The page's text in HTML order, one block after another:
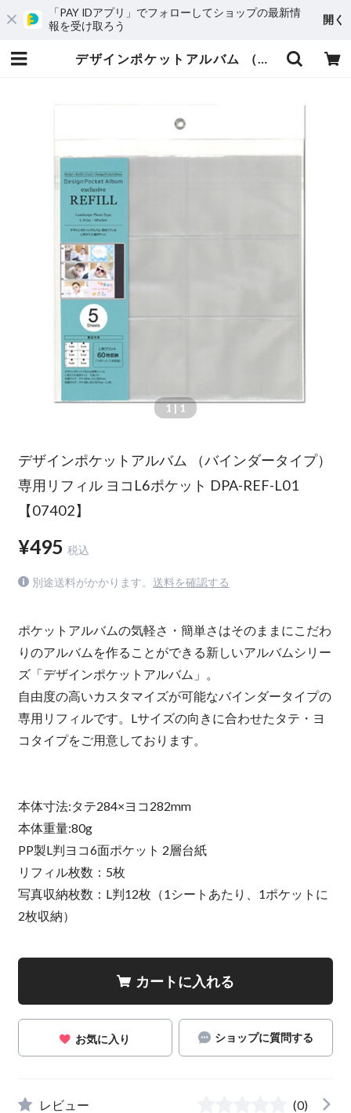
「PAY IDアプリ」でフォローしてショップの最新情
報を受け取ろう
開く
デザインポケットアルバム （バインダータイプ） 専用リフィル ヨコL6ポケット DPA-REF-L01 【07402】 | 「アルバムをつくろう」SHOP
1 | 1
デザインポケットアルバム （バインダータイプ）
専用リフィル ヨコL6ポケット DPA-REF-L01
【07402】
¥495 税込
別途送料がかかります。 送料を確認する
ポケットアルバムの気軽さ・簡単さはそのままにこだわ
りのアルバムを作ることができる新しいアルバムシリー
ズ「デザインポケットアルバム」。
自由度の高いカスタマイズが可能なバインダータイプの
専用リフィルです。Lサイズの向きに合わせたタテ・ヨ
コタイプをご用意しております。
本体寸法:タテ284×ヨコ282mm
本体重量:80g
PP製L判ヨコ6面ポケット 2層台紙
リフィル枚数：5枚
写真収納枚数：L判12枚（1シートあたり、1ポケットに
2枚収納）
カートに入れる
お気に入り ショップに質問する
レビュー (0)